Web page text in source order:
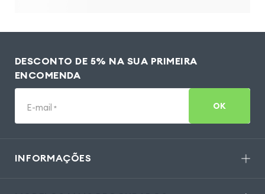
DESCONTO DE 5% NA SUA PRIMEIRA
ENCOMENDA
E-mail * OK
INFORMAÇÕES